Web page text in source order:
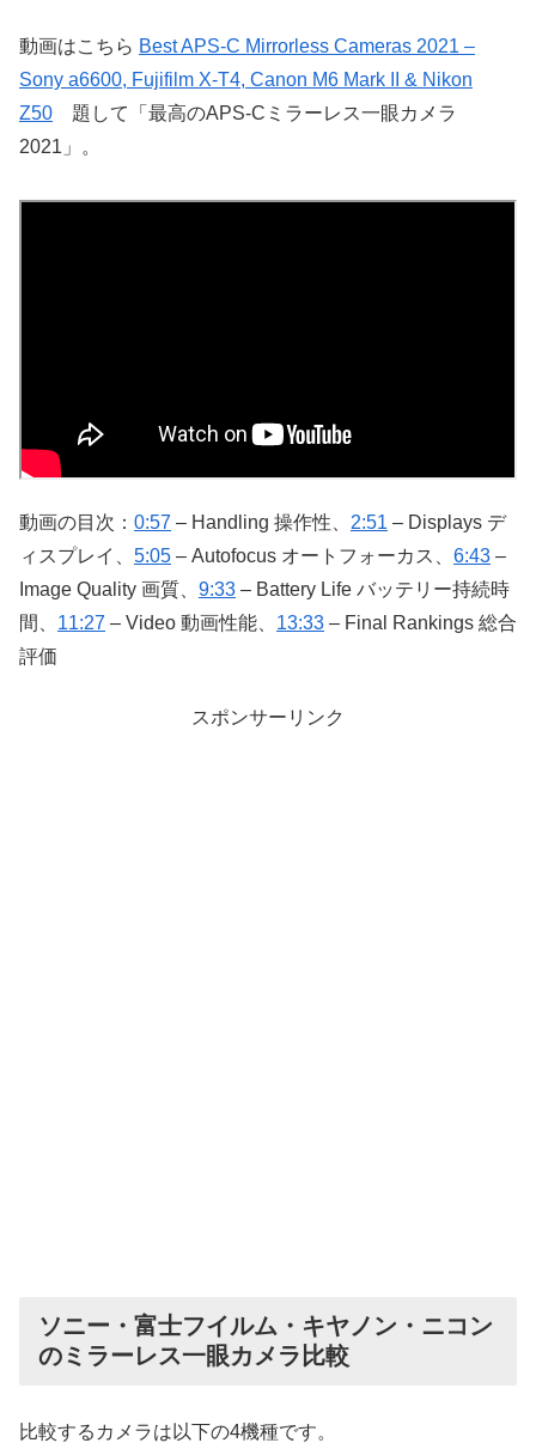
動画はこちら Best APS-C Mirrorless Cameras 2021 –
Sony a6600, Fujifilm X-T4, Canon M6 Mark II & Nikon
Z50 題して「最高のAPS-Cミラーレス一眼カメラ
2021」。
動画の目次： 0:57 – Handling 操作性、 2:51 – Displays デ
ィスプレイ、 5:05 – Autofocus オートフォーカス、 6:43 –
Image Quality 画質、 9:33 – Battery Life バッテリー持続時
間、 11:27 – Video 動画性能、 13:33 – Final Rankings 総合
評価
スポンサーリンク
ソニー・富士フイルム・キヤノン・ニコン
のミラーレス一眼カメラ比較
比較するカメラは以下の4機種です。